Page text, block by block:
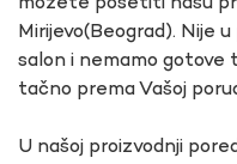
Mirijevo(Beograd). Nije
salon i nemamo gotove
tačno prema Vašoj
U našoj proizvodnji